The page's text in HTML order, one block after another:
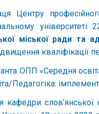
Центру
університеті
міської ради та
кваліфікації
ОПП «Середня
Педагогіка:
кафедри